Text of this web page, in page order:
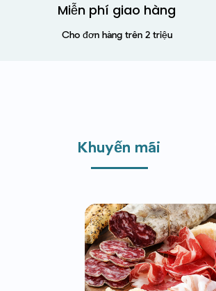
Miễn phí giao hàng
Cho đơn hàng trên 2 triệu
Khuyến mãi
-49%